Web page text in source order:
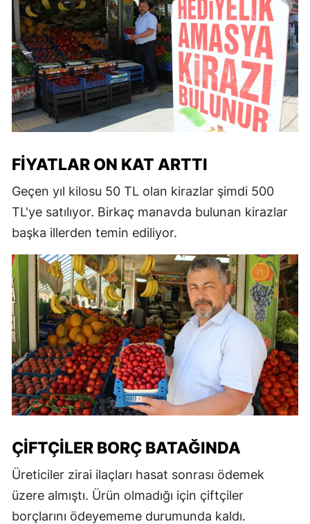
FIYATLAR ON KAT ARTTI
Geçen yıl kilosu 50 TL olan kirazlar şimdi 500
TL'ye satılıyor. Birkaç manavda bulunan kirazlar
başka illerden temin ediliyor.
ÇIFTÇILER BORÇ BATAĞINDA
Üreticiler zirai ilaçları hasat sonrası ödemek
üzere almıştı. Ürün olmadığı için çiftçiler
borçlarını ödeyememe durumunda kaldı.